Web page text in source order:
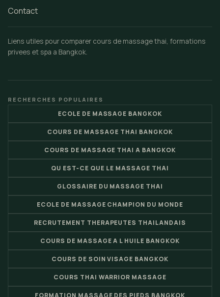
Contact
Liens utiles pour comparer cours de massage thai, formations
privees et spa a Bangkok.
RECHERCHES POPULAIRES
ECOLE DE MASSAGE BANGKOK
COURS DE MASSAGE THAI BANGKOK
COURS DE MASSAGE THAI A BANGKOK
QU EST-CE QUE LE MASSAGE THAI
GLOSSAIRE DU MASSAGE THAI
ECOLE DE MASSAGE CHAMPION DU MONDE
RECRUTEMENT THERAPEUTES THAILANDAIS
COURS DE MASSAGE A L HUILE BANGKOK
COURS DE SOIN VISAGE BANGKOK
COURS THAI WARRIOR MASSAGE
FORMATION MASSAGE DES PIEDS BANGKOK